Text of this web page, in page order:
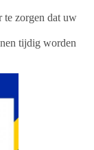
te zorgen dat uw
tijdig worden